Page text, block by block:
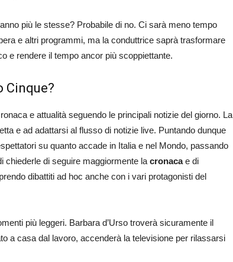
più le stesse? Probabile di no. Ci sarà meno tempo
e altri programmi, ma la conduttrice saprà trasformare
e rendere il tempo ancor più scoppiettante.
Cinque?
e attualità seguendo le principali notizie del giorno. La
e ad adattarsi al flusso di notizie live. Puntando dunque
su quanto accade in Italia e nel Mondo, passando
chiederle di seguire maggiormente la cronacae di
dibattiti ad hoc anche con i vari protagonisti del
più leggeri. Barbara d’Urso troverà sicuramente il
a casa dal lavoro, accenderà la televisione per rilassarsi